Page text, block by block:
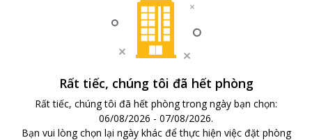
Rất tiếc, chúng tôi đã hết phòng
Rất tiếc, chúng tôi đã hết phòng trong ngày bạn chọn:
06/08/2026 - 07/08/2026.
Bạn vui lòng chọn lại ngày khác để thực hiện việc đặt phòng